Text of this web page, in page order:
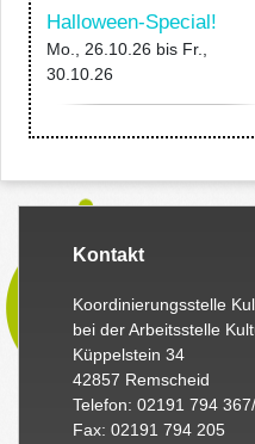
Halloween-Special!
Mo., 26.10.26 bis Fr.,
30.10.26
Kontakt
Koordinierungsstelle
bei der Arbeitsstelle
Küppelstein 34
42857 Remscheid
Telefon: 02191 794
Fax: 02191 794 205